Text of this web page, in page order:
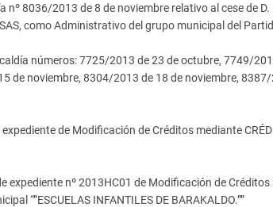
8036/2013 de 8 de noviembre relativo al cese de D.
como Administrativo del grupo municipal del
números: 7725/2013 de 23 de octubre, 7749/
noviembre, 8304/2013 de 18 de noviembre, 8387/
de Modificación de Créditos mediante
nº 2013HC01 de Modificación de
“”ESCUELAS INFANTILES DE BARAKALDO.””